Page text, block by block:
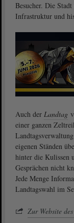
Besucher. Die
Infrastruktur und
Auch der Landtag
einer ganzen
eigenen Ständen
hinter die Kulissen
Gesprächen nicht
Jede Menge
Landtagswahl im
Zur Website